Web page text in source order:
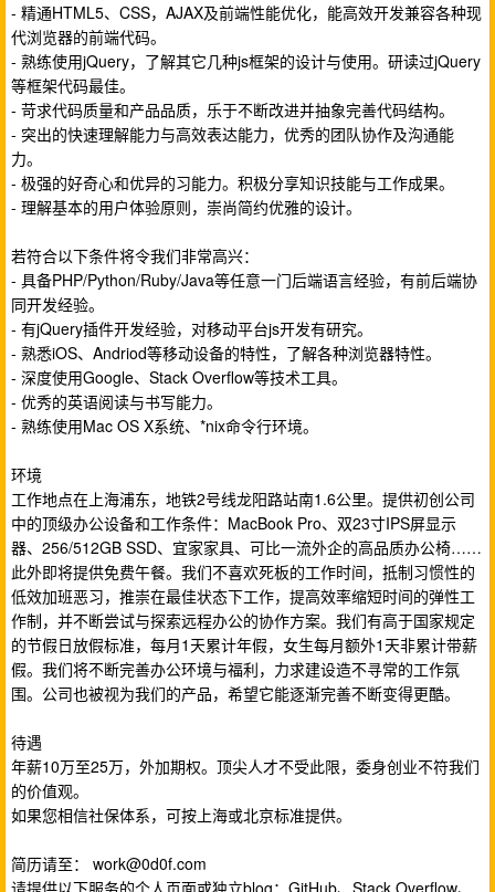
- 精通HTML5、CSS，AJAX及前端性能优化，能高效开发兼容各种现
代浏览器的前端代码。
- 熟练使用jQuery，了解其它几种js框架的设计与使用。研读过jQuery
等框架代码最佳。
- 苛求代码质量和产品品质，乐于不断改进并抽象完善代码结构。
- 突出的快速理解能力与高效表达能力，优秀的团队协作及沟通能
力。
- 极强的好奇心和优异的习能力。积极分享知识技能与工作成果。
- 理解基本的用户体验原则，崇尚简约优雅的设计。
若符合以下条件将令我们非常高兴：
- 具备PHP/Python/Ruby/Java等任意一门后端语言经验，有前后端协
同开发经验。
- 有jQuery插件开发经验，对移动平台js开发有研究。
- 熟悉iOS、Andriod等移动设备的特性，了解各种浏览器特性。
- 深度使用Google、Stack Overflow等技术工具。
- 优秀的英语阅读与书写能力。
- 熟练使用Mac OS X系统、*nix命令行环境。
环境
工作地点在上海浦东，地铁2号线龙阳路站南1.6公里。提供初创公司
中的顶级办公设备和工作条件：MacBook Pro、双23寸IPS屏显示
器、256/512GB SSD、宜家家具、可比一流外企的高品质办公椅……
此外即将提供免费午餐。我们不喜欢死板的工作时间，抵制习惯性的
低效加班恶习，推崇在最佳状态下工作，提高效率缩短时间的弹性工
作制，并不断尝试与探索远程办公的协作方案。我们有高于国家规定
的节假日放假标准，每月1天累计年假，女生每月额外1天非累计带薪
假。我们将不断完善办公环境与福利，力求建设造不寻常的工作氛
围。公司也被视为我们的产品，希望它能逐渐完善不断变得更酷。
待遇
年薪10万至25万，外加期权。顶尖人才不受此限，委身创业不符我们
的价值观。
如果您相信社保体系，可按上海或北京标准提供。
简历请至： work@0d0f.com
请提供以下服务的个人页面或独立blog：GitHub、Stack Overflow、